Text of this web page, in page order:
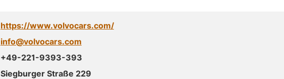
https://www.volvocars.com/
info@volvocars.com
+49-221-9393-393
Siegburger Straße 229